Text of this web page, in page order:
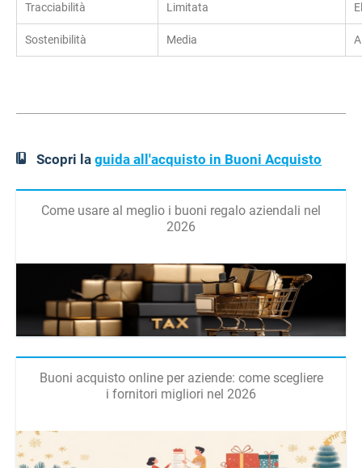
Tracciabilità Limitata
Sostenibilità Media
Scopri laguida all'acquisto in Buoni Acquisto
Come usare al meglio i buoni regalo aziendali nel
2026
Buoni acquisto online per aziende: come scegliere
i fornitori migliori nel 2026